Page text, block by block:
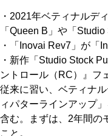
・2021年ベティナルデ
「Queen B」や「
・「Inovai Rev7」が「
・新作「Studio Stock
ントロール（RC）』フ
従来に習い、ベティナ
ィパターラインアップ
含む。まずは、2年間の
こと。
OTHER その他
Editor’s Picks 編集部
Our Team 私たちの
Our Mission 私たち
ABOUT US